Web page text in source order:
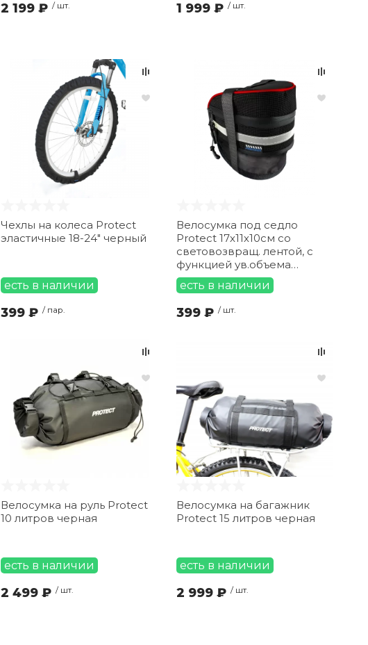
2 199 ₽ / шт. 1 999 ₽ / шт.
Чехлы на колеса Protect
эластичные 18-24″ черный
есть в наличии
399 ₽ / пар.
Велосумка под седло
Protect 17х11х10см со
световозвращ. лентой, с
функцией ув.объема
черная
есть в наличии
399 ₽ / шт.
Велосумка на руль Protect
10 литров черная
есть в наличии
2 499 ₽ / шт.
Велосумка на багажник
Protect 15 литров черная
есть в наличии
2 999 ₽ / шт.